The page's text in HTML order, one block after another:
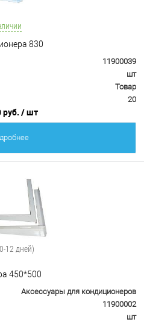
830
11900039
шт
Товар
20
руб. / шт
12 дней)
450*500
Аксессуары для кондиционеров
11900002
шт